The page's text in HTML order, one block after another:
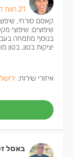
21 חוות דעת
קאסם סורחי,
שיפוצים: שיפוצי
בנוסף מתמחה
יציקות בטון, בטון
איזורי שירות:
באסל